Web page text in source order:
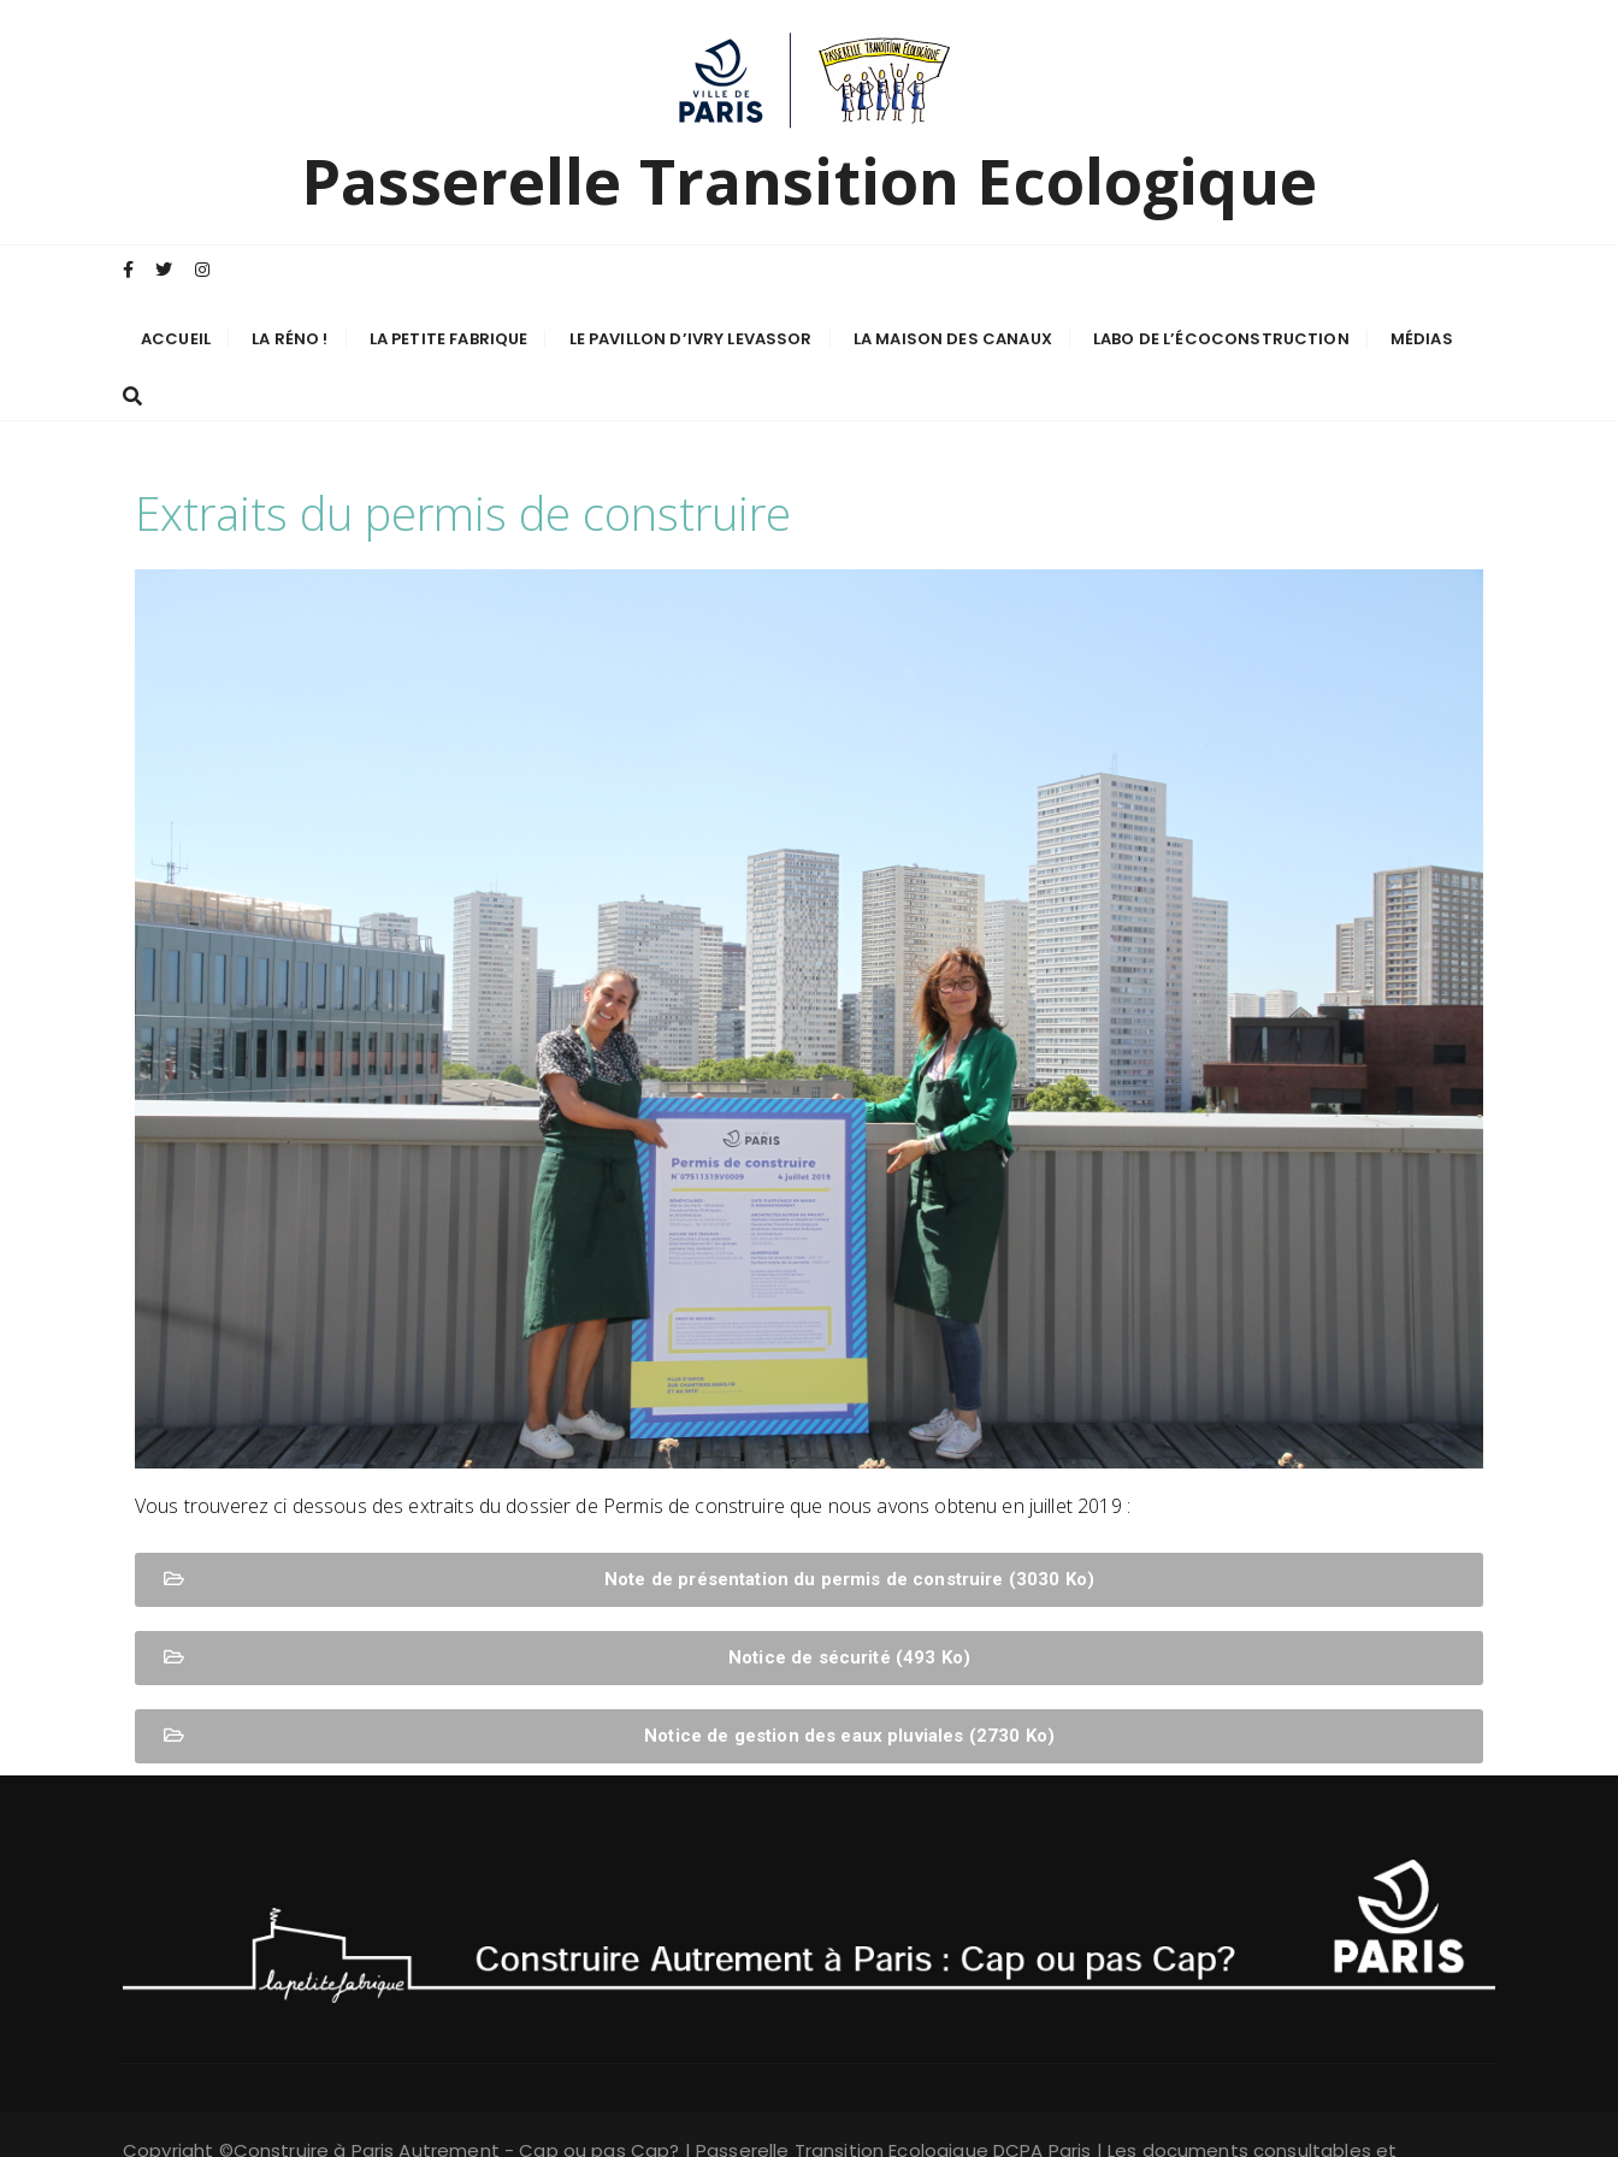
Passerelle Transition Ecologique
ACCUEIL LA RÉNO ! LA PETITE FABRIQUE LE PAVILLON D’IVRY LEVASSOR LA MAISON DES CANAUX LABO DE L’ÉCOCONSTRUCTION MÉDIAS
Extraits du permis de construire
Vous trouverez ci dessous des extraits du dossier de Permis de construire que nous avons obtenu en juillet 2019 :
Note de présentation du permis de construire (3030 Ko)
Notice de sécurité (493 Ko)
Notice de gestion des eaux pluviales (2730 Ko)
Copyright ©Construire à Paris Autrement - Cap ou pas Cap? | Passerelle Transition Ecologique DCPA Paris | Les documents consultables et